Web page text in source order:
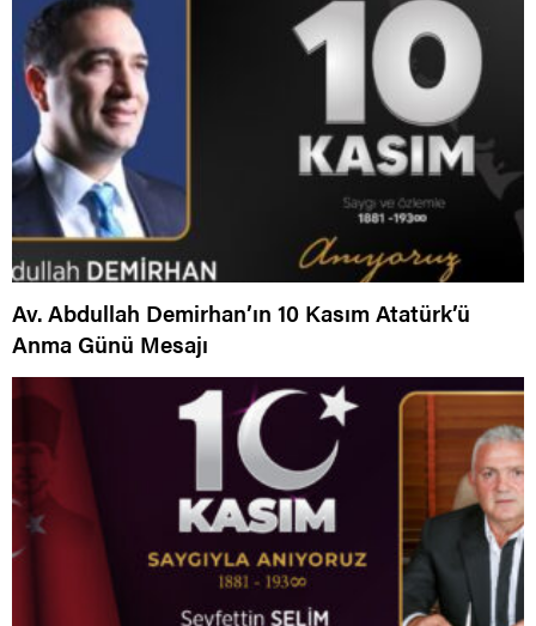
Av. Abdullah Demirhan’ın 10 Kasım Atatürk’ü
Anma Günü Mesajı